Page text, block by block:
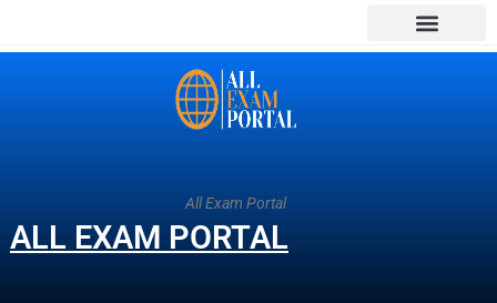
All Exam Portal
ALL EXAM PORTAL